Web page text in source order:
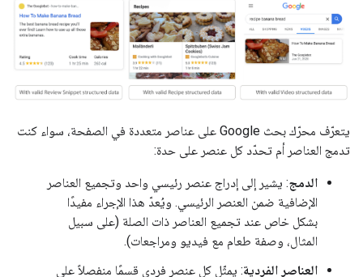
يتعرّف محرّك بحث Google على عناصر متعددة في الصفحة، سواء كنت
تدمج العناصر أم تحدّد كل عنصر على حدة:
الدمج: يشير إلى إدراج عنصر رئيسي واحد وتجميع العناصر
الإضافية ضمن العنصر الرئيسي. ويُعدّ هذا الإجراء مفيدًا
بشكل خاص عند تجميع العناصر ذات الصلة (على سبيل
المثال، وصفة طعام مع فيديو ومراجعات).
العناصر الفردية: يمثّل كل عنصر فردي قسمًا منفصلاً على